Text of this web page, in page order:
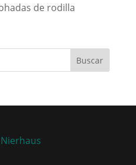
de rodilla